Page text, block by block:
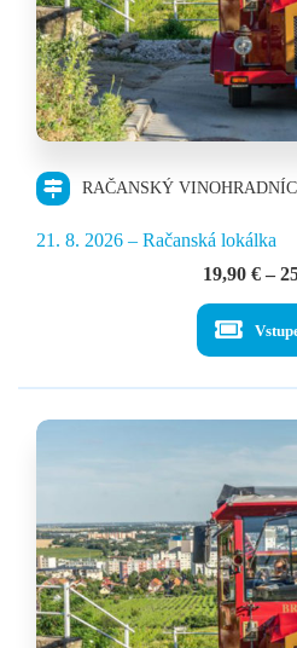
RAČANSKÝ
21. 8. 2026 – Račanská lokálka
19,90 € –